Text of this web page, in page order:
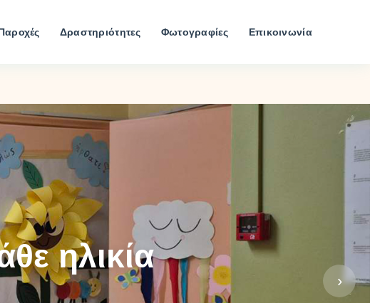
Δραστηριότητες Φωτογραφίες Επικοινωνία
ηλικία
›